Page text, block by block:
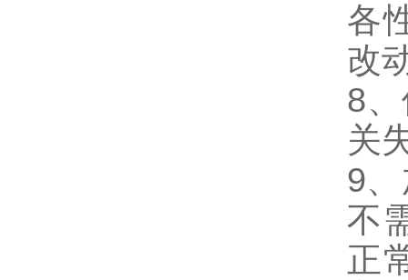
各
改
8
关
9
不
正